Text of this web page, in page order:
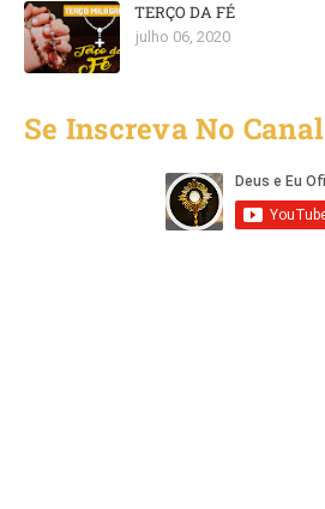
TERÇO DA FÉ
julho 06, 2020
Se Inscreva No Canal